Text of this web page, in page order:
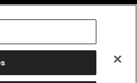
instagramtwitter